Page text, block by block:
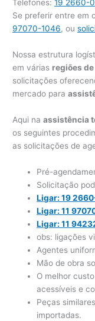
Telefones:19 2660-
Se preferir entre em
97070-1046, ou
Nossa estrutura
em várias regiões
solicitações
mercado para
Aqui naassistência
os seguintes
as solicitações de
Pré-
Solicitação
Ligar: 19
Ligar: 11
Ligar: 11
obs: ligações
Agentes
Mão de obra
O melhor
acessíveis e
Peças
importadas.